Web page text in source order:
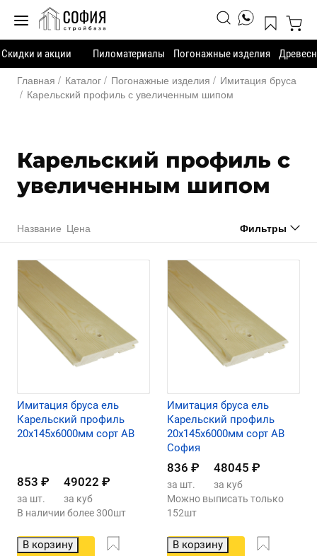
Скидки и акции Пиломатериалы Погонажные изделия
Главная Каталог Погонажные изделия
Имитация бруса
Карельский профиль с увеличенным шипом
Карельский профиль с
увеличенным шипом
Название Цена Фильтры
Имитация бруса ель
Карельский профиль
20х145х6000мм сорт АВ
853 ₽ 49022 ₽
за шт.
за куб
В наличии более 300шт
В корзину
Имитация бруса ель
Карельский профиль
20х145х6000мм сорт АВ
София
836 ₽ 48045 ₽
за шт.
за куб
Можно выписать только
152шт
В корзину